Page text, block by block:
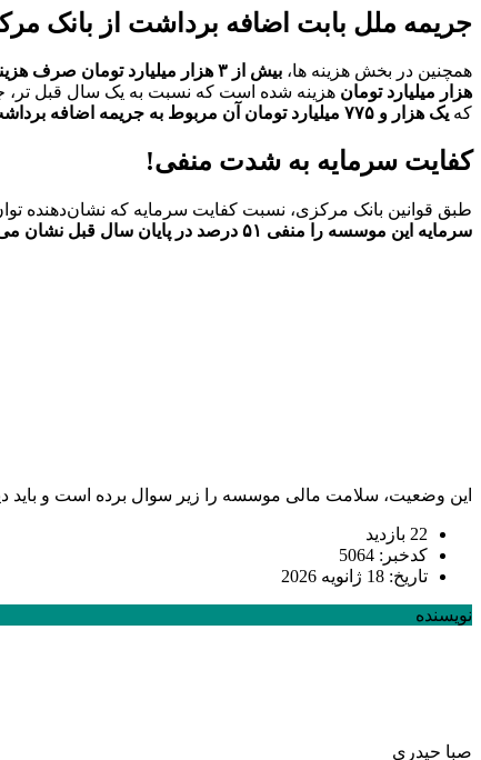
جریمه ملل بابت اضافه برداشت از بانک
همچنین در بخش هزینه ها، بیش از ۳ هزار میلیارد تومان صرف هزینه‌های اداری و عمومی
هزار میلیارد تومان
که یک هزار و ۷۷۵ میلیارد تومان آن مربوط به جریمه اضافه برداشت از بانک مرکزی است.
کفایت سرمایه به شدت منفی!
طبق قوانین بانک مرکزی، نسبت کفایت سرمایه که نشان‌دهنده
سرمایه این موسسه را منفی ۵۱ درصد در پایان سال قبل نشان می‌دهد که به تایید حسابرس نیز رسیده است
این وضعیت، سلامت مالی موسسه را زیر سوال برده است و باید
22 بازدید
کدخبر: 5064
تاریخ: 18 ژانویه 2026
نویسنده
صبا حیدری